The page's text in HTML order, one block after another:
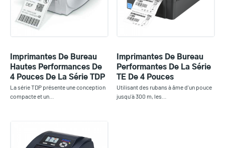
Imprimantes De Bureau
Hautes Performances De
4 Pouces De La Série TDP
La série TDP présente une conception
compacte et un…
Imprimantes De Bureau
Performantes De La Série
TE De 4 Pouces
Utilisant des rubans à âme d'un pouce
jusqu'à 300 m, les…